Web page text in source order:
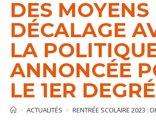
DES MOYENS
DÉCALAGE
LA
ANNONCÉE
LE 1ER DEGRÉ
> ACTUALITÉS > RENTRÉE SCOLAIRE 2023 :